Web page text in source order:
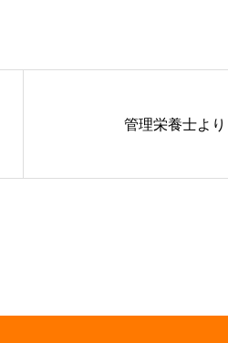
管理栄養士よ